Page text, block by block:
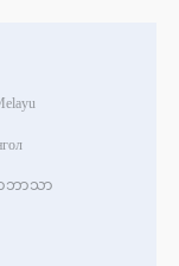
ာဘာသာ